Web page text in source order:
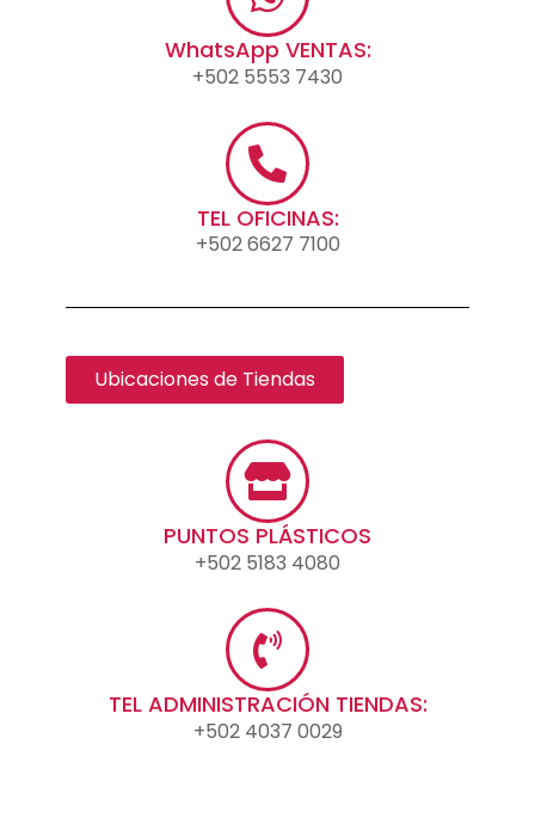
WhatsApp VENTAS:
+502 5553 7430
TEL OFICINAS:
+502 6627 7100
Ubicaciones de Tiendas
PUNTOS PLÁSTICOS
+502 5183 4080
TEL ADMINISTRACIÓN TIENDAS:
+502 4037 0029